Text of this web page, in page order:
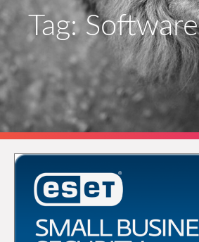
Tag: Software